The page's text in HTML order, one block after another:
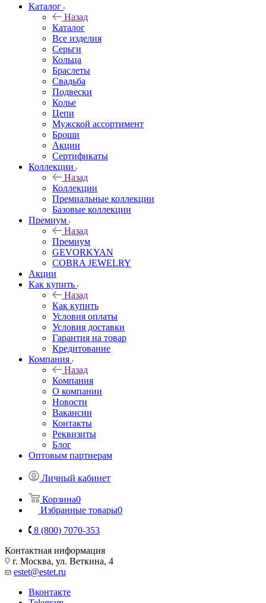
Каталог
Назад
Каталог
Все изделия
Серьги
Кольца
Браслеты
Свадьба
Подвески
Колье
Цепи
Мужской ассортимент
Броши
Акции
Сертификаты
Коллекции
Назад
Коллекции
Премиальные коллекции
Базовые коллекции
Премиум
Назад
Премиум
GEVORKYAN
COBRA JEWELRY
Акции
Как купить
Назад
Как купить
Условия оплаты
Условия доставки
Гарантия на товар
Кредитование
Компания
Назад
Компания
О компании
Новости
Вакансии
Контакты
Реквизиты
Блог
Оптовым партнерам
Личный кабинет
Корзина0
Избранные товары0
8 (800) 7070-353
Контактная информация
г. Москва, ул. Веткина, 4
estet@estet.ru
Вконтакте